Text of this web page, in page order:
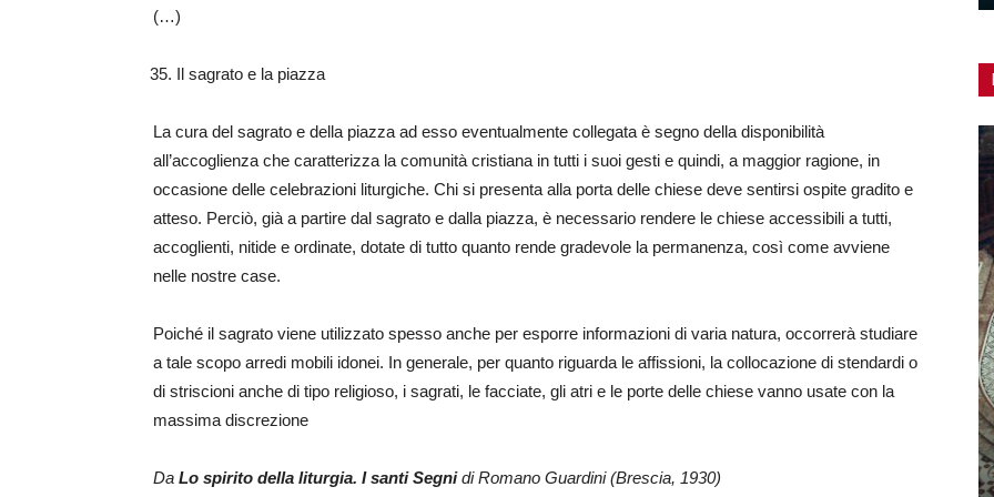
(…)
Il sagrato e la piazza
La cura del sagrato e della piazza ad esso eventualmente collegata è segno della disponibilità
all’accoglienza che caratterizza la comunità cristiana in tutti i suoi gesti e quindi, a maggior ragione, in
occasione delle celebrazioni liturgiche. Chi si presenta alla porta delle chiese deve sentirsi ospite gradito e
atteso. Perciò, già a partire dal sagrato e dalla piazza, è necessario rendere le chiese accessibili a tutti,
accoglienti, nitide e ordinate, dotate di tutto quanto rende gradevole la permanenza, così come avviene
nelle nostre case.
Poiché il sagrato viene utilizzato spesso anche per esporre informazioni di varia natura, occorrerà studiare
a tale scopo arredi mobili idonei. In generale, per quanto riguarda le affissioni, la collocazione di stendardi o
di striscioni anche di tipo religioso, i sagrati, le facciate, gli atri e le porte delle chiese vanno usate con la
massima discrezione
Da Lo spirito della liturgia. I santi Segnidi Romano Guardini (Brescia, 1930)Chiese contemporanee: la bellezza